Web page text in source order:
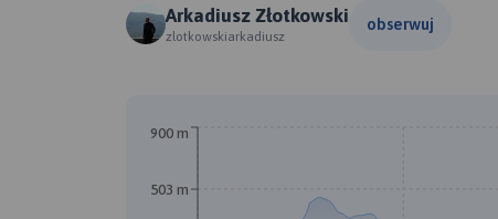
Arkadiusz Złotkowski
zlotkowskiarkadiusz
obserwuj
503 m
900 m